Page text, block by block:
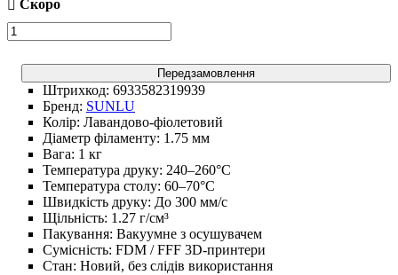
Передзамовлення
Штрихкод: 6933582319939
Бренд: SUNLU
Колір: Лавандово-фіолетовий
Діаметр філаменту: 1.75 мм
Вага: 1 кг
Температура друку: 240–260°C
Температура столу: 60–70°C
Швидкість друку: До 300 мм/с
Щільність: 1.27 г/см³
Пакування: Вакуумне з осушувачем
Сумісність: FDM / FFF 3D-принтери
Стан: Новий, без слідів використання